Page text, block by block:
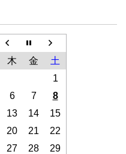
木 金
土
1
6 7
8
13 14
15
20 21
22
27 28
29